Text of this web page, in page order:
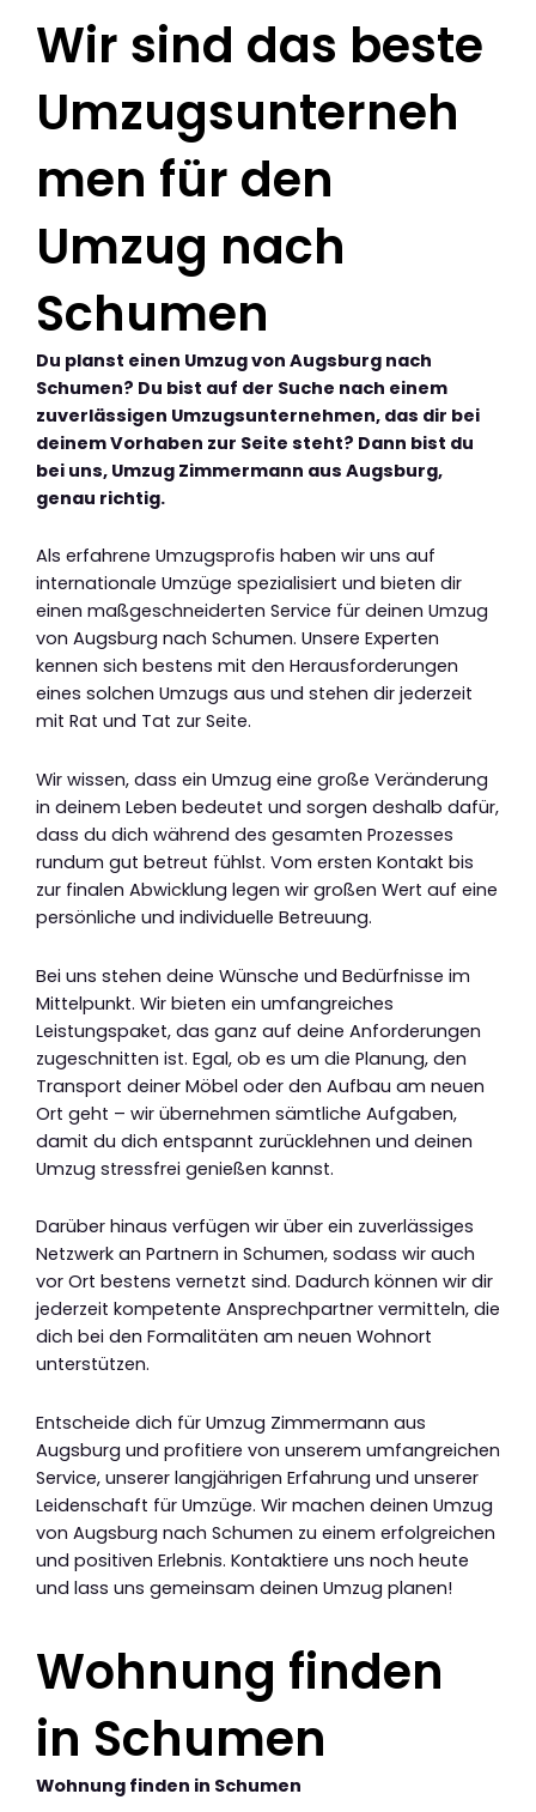
Wir sind das beste
Umzugsunterneh
men für den
Umzug nach
Schumen
Du planst einen Umzug von Augsburg nach
Schumen? Du bist auf der Suche nach einem
zuverlässigen Umzugsunternehmen, das dir bei
deinem Vorhaben zur Seite steht? Dann bist du
bei uns, Umzug Zimmermann aus Augsburg,
genau richtig.
Als erfahrene Umzugsprofis haben wir uns auf
internationale Umzüge spezialisiert und bieten dir
einen maßgeschneiderten Service für deinen Umzug
von Augsburg nach Schumen. Unsere Experten
kennen sich bestens mit den Herausforderungen
eines solchen Umzugs aus und stehen dir jederzeit
mit Rat und Tat zur Seite.
Wir wissen, dass ein Umzug eine große Veränderung
in deinem Leben bedeutet und sorgen deshalb dafür,
dass du dich während des gesamten Prozesses
rundum gut betreut fühlst. Vom ersten Kontakt bis
zur finalen Abwicklung legen wir großen Wert auf eine
persönliche und individuelle Betreuung.
Bei uns stehen deine Wünsche und Bedürfnisse im
Mittelpunkt. Wir bieten ein umfangreiches
Leistungspaket, das ganz auf deine Anforderungen
zugeschnitten ist. Egal, ob es um die Planung, den
Transport deiner Möbel oder den Aufbau am neuen
Ort geht – wir übernehmen sämtliche Aufgaben,
damit du dich entspannt zurücklehnen und deinen
Umzug stressfrei genießen kannst.
Darüber hinaus verfügen wir über ein zuverlässiges
Netzwerk an Partnern in Schumen, sodass wir auch
vor Ort bestens vernetzt sind. Dadurch können wir dir
jederzeit kompetente Ansprechpartner vermitteln, die
dich bei den Formalitäten am neuen Wohnort
unterstützen.
Entscheide dich für Umzug Zimmermann aus
Augsburg und profitiere von unserem umfangreichen
Service, unserer langjährigen Erfahrung und unserer
Leidenschaft für Umzüge. Wir machen deinen Umzug
von Augsburg nach Schumen zu einem erfolgreichen
und positiven Erlebnis. Kontaktiere uns noch heute
und lass uns gemeinsam deinen Umzug planen!
Wohnung finden
in Schumen
Wohnung finden in Schumen